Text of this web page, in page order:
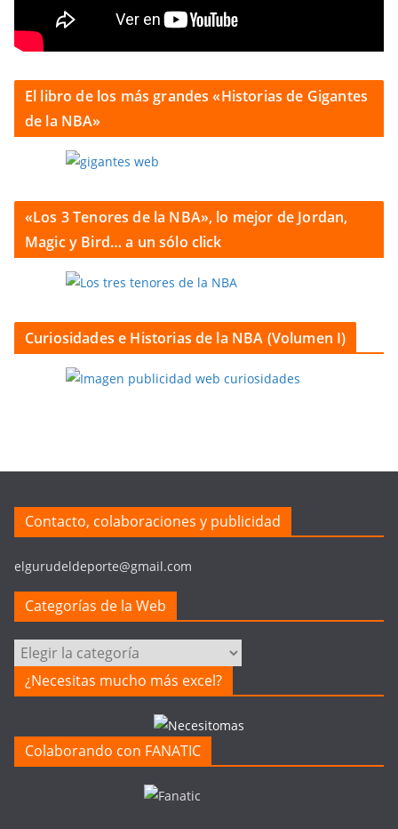
El libro de los más grandes «Historias de Gigantes
de la NBA»
«Los 3 Tenores de la NBA», lo mejor de Jordan,
Magic y Bird… a un sólo click
Curiosidades e Historias de la NBA (Volumen I)
Contacto, colaboraciones y publicidad
elgurudeldeporte@gmail.com
Categorías de la Web
Categorías
la
¿Necesitas mucho más excel?
Colaborando con FANATIC